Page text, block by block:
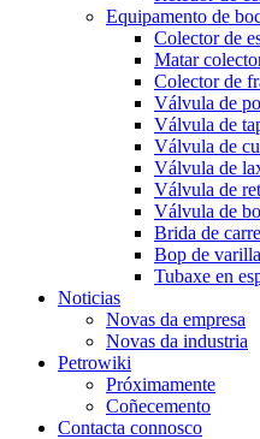
Equipamento de
Colector de
Matar
Colector de
Válvula de
Válvula de
Válvula de
Válvula de
Válvula de
Válvula de
Brida de
Bop de
Tubaxe en
Noticias
Novas da empresa
Novas da industria
Petrowiki
Próximamente
Coñecemento
Contacta connosco